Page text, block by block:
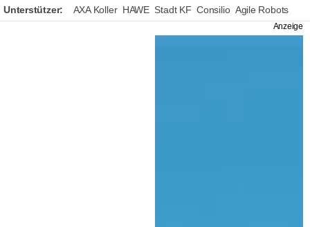
Unterstützer: AXA Koller HAWE Stadt KF Consilio Agile Robots